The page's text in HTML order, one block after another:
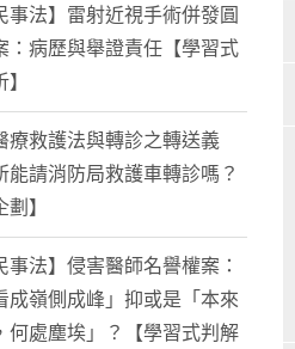
事法】雷射近視手術併發圓
：病歷與舉證責任【學習式
療救護法與轉診之轉送義
能請消防局救護車轉診嗎？
劃】
事法】侵害醫師名譽權案：
成嶺側成峰」抑或是「本來
何處塵埃」？【學習式判解